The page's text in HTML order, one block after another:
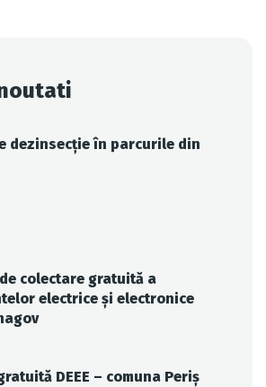
dezinsecție în parcurile din
colectare gratuită a
electrice și electronice
DEEE – comuna Periș